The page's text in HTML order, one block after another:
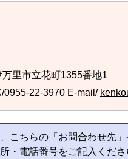
里市立花町1355番地1
0955-22-3970 E-mail/
こちらの「お問合わせ先
・電話番号をご記入くださ